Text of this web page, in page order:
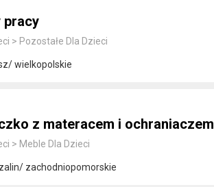
pracy
> Pozostałe Dla Dzieci
wielkopolskie
z materacem i ochraniaczem
> Meble Dla Dzieci
zachodniopomorskie